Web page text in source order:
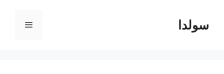
محتواسولدا فهرست